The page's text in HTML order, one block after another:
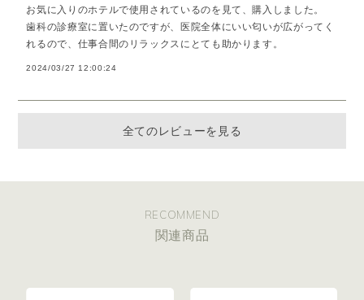
お気に入りのホテルで使用されているのを見て、購入しました。
歯科の診療室に置いたのですが、医院全体にいい匂いが広がってく
れるので、仕事合間のリラックスにとても助かります。
2024/03/27 12:00:24
全てのレビューを見る
RECOMMEND
関連商品